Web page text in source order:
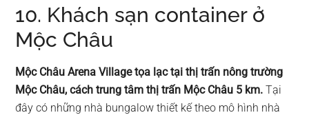
10. Khách sạn container ở
Mộc Châu
Mộc Châu Arena Village tọa lạc tại thị trấn nông trường
Mộc Châu, cách trung tâm thị trấn Mộc Châu 5 km. Tại
đây có những nhà bungalow thiết kế theo mô hình nhà